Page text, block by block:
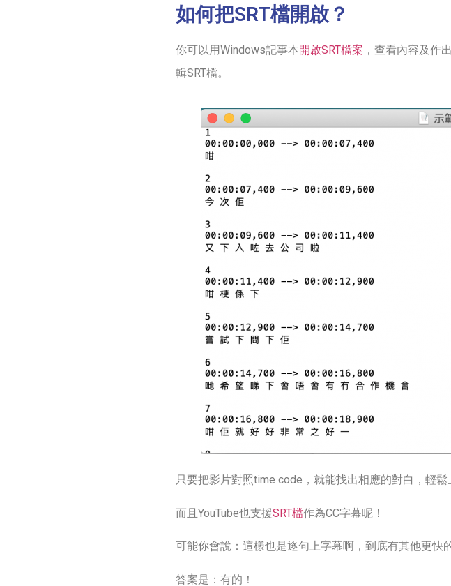
如何把SRT檔開啟？
你可以用Windows記事本開啟SRT檔案 ，查看內容及作
輯SRT檔。
只要把影片對照time code，就能找出相應的對白，輕鬆
而且YouTube也支援SRT檔作為CC字幕呢！
可能你會說：這樣也是逐句上字幕啊，到底有其他更快
答案是：有的！